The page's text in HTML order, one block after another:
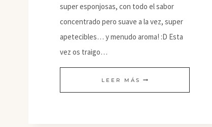
super esponjosas, con todo el sabor
concentrado pero suave a la vez, super
apetecibles… y menudo aroma! :D Esta
vez os traigo…
LEER MÁS TORTITAS
DE